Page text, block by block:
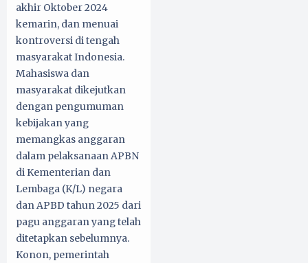
akhir Oktober 2024
kemarin, dan menuai
kontroversi di tengah
masyarakat Indonesia.
Mahasiswa dan
masyarakat dikejutkan
dengan pengumuman
kebijakan yang
memangkas anggaran
dalam pelaksanaan APBN
di Kementerian dan
Lembaga (K/L) negara
dan APBD tahun 2025 dari
pagu anggaran yang telah
ditetapkan sebelumnya.
Konon, pemerintah